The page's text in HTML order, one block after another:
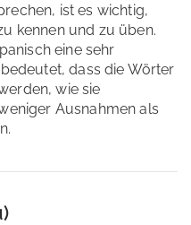
ist es wichtig,
kennen und zu üben.
eine sehr
dass die Wörter
wie sie
Ausnahmen als